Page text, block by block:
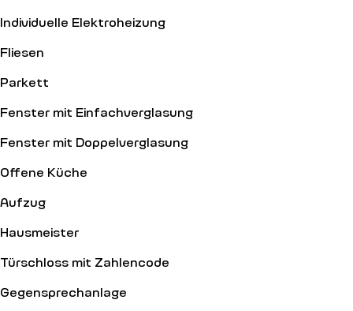
Individuelle Elektroheizung
Fliesen
Parkett
Fenster mit Einfachverglasung
Fenster mit Doppelverglasung
Offene Küche
Aufzug
Hausmeister
Türschloss mit Zahlencode
Gegensprechanlage